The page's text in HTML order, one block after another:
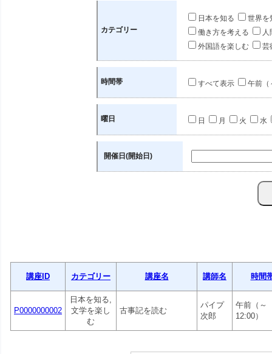
カテゴリー
日本を知る
世界を
働き方を考える
人
外国語を楽しむ
芸
時間帯 すべて表示 午前（
曜日 日 月 火 水
開催日(開始日)
講座ID カテゴリー 講座名 講師名 時間
P0000000002
日本を知る,
文学を楽し
む
古事記を読む
パイプ
次郎
午前（～
12:00）